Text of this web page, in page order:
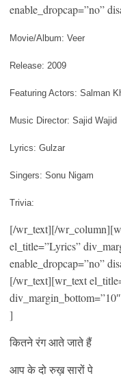
enable_dropcap=”no”
Movie/Album: Veer
Release: 2009
Featuring Actors: Salman
Music Director: Sajid Wajid
Lyrics: Gulzar
Singers: Sonu Nigam
Trivia:
[/wr_text][/
el_title=”Lyrics”
enable_dropcap=”no”
[/wr_text][wr_text
]
कितने रंग आते जाते हैं
आप के दो रुख़ सारों पे